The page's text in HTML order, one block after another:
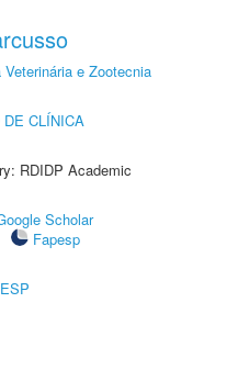
e Zootecnia
DE CLÍNICA
RDIDP Academic
Scholar
Fapesp